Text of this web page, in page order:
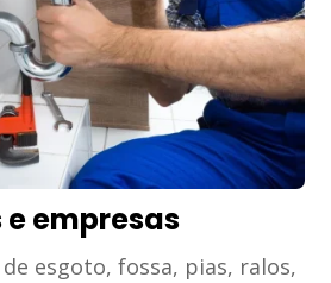
empresas
esgoto, fossa, pias, ralos,